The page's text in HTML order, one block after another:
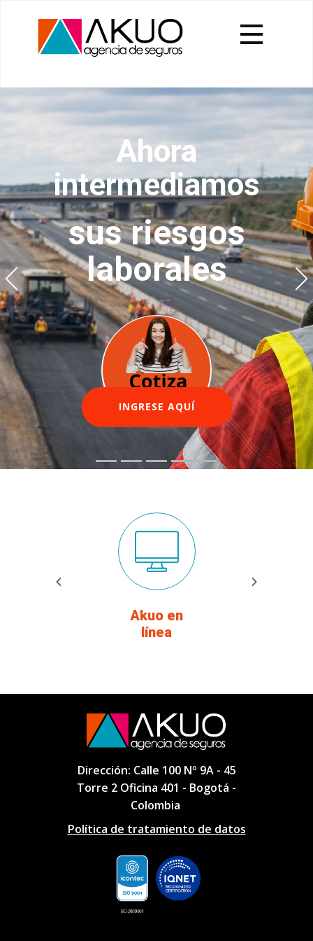
Ahora
intermediamos
sus riesgos
laborales
INGRESE AQUÍ
Previous
Akuo en
línea
Dirección: Calle 100 Nº 9A - 45
Torre 2 Oficina 401 - Bogotá -
Colombia
Política de tratamiento de datos